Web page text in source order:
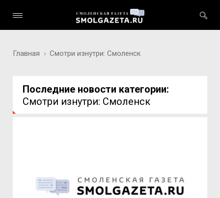
Главная Смотри изнутри: Смоленск
Последние новости категории:
Смотри изнутри: Смоленск